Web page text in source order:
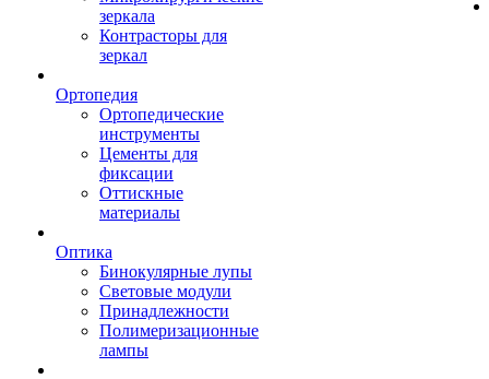
зеркала
Контрасторы для
зеркал
Ортопедия
Ортопедические
инструменты
Цементы для
фиксации
Оттискные
материалы
Оптика
Бинокулярные лупы
Световые модули
Принадлежности
Полимеризационные
лампы